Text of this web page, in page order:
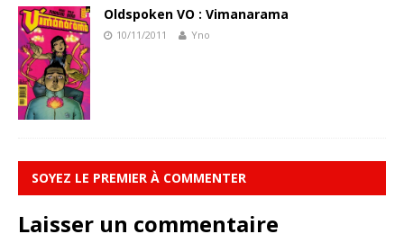
Oldspoken VO : Vimanarama
10/11/2011 Yno
SOYEZ LE PREMIER À COMMENTER
Laisser un commentaire